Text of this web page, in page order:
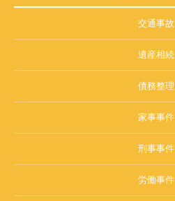
交通事故
遺産相続
債務整理
家事事件
刑事事件
労働事件